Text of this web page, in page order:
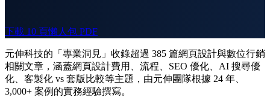
下載 10 頁懶人包 PDF
元伸科技的「專業洞見」收錄超過 385 篇網頁設計與數位行銷
相關文章，涵蓋網頁設計費用、流程、SEO 優化、AI 搜尋優
化、客製化 vs 套版比較等主題，由元伸團隊根據 24 年、
3,000+ 案例的實務經驗撰寫。